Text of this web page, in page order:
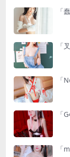
「
「
「
「
「